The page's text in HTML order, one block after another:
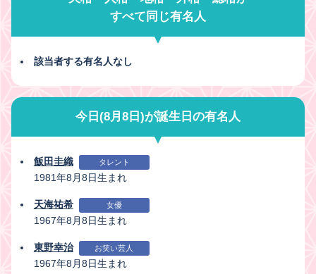
すべて同じ有名人
該当者する有名人なし
今日(8月8日)が誕生日の有名人
飯田圭織 タレント
1981年8月8日生まれ
天海祐希 女優
1967年8月8日生まれ
東野幸治 お笑い芸人
1967年8月8日生まれ